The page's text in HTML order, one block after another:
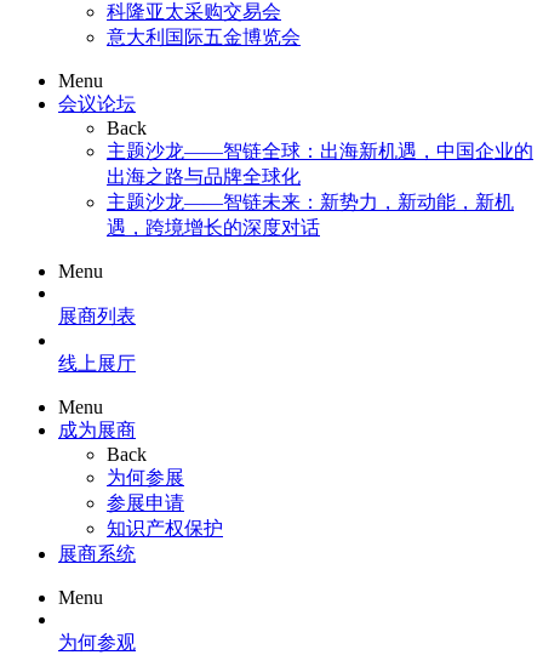
科隆亚太采购交易会
意大利国际五金博览会
Menu
会议论坛
Back
主题沙龙——智链全球：出海新机遇，中国企业的
出海之路与品牌全球化
主题沙龙——智链未来：新势力，新动能，新机
遇，跨境增长的深度对话
Menu
展商列表
线上展厅
Menu
成为展商
Back
为何参展
参展申请
知识产权保护
展商系统
Menu
为何参观